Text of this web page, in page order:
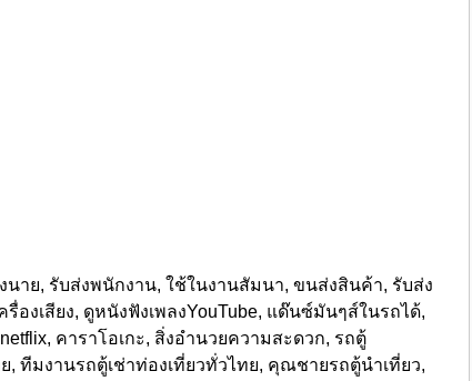
นาย, รับส่งพนักงาน, ใช้ในงานสัมนา, ขนส่งสินค้า, รับส่ง
องเสียง, ดูหนังฟังเพลงYouTube, แด๊นซ์มันๆส์ในรถได้,
, คาราโอเกะ, สิ่งอำนวยความสะดวก, รถตู้
, ทีมงานรถตู้เช่าท่องเที่ยวทั่วไทย, คุณชายรถตู้นำเที่ยว,